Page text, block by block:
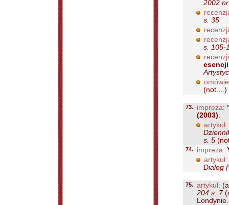
2002
s. 35
s. 105-
(not....)
73. impreza:
(2003).
artykuł:
s. 5
74. impreza:
artykuł:
Dialog
75. artykuł:
204 s. 7